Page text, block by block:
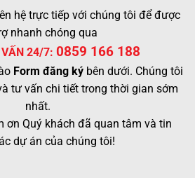
hệ trực tiếp với chúng tôi để được
nhanh chóng qua
VẤN 24/7: 0859 166 188
Form đăng kýbên dưới. Chúng tôi
tư vấn chi tiết trong thời gian sớm
nhất.
ơn Quý khách đã quan tâm và tin
dự án của chúng tôi!